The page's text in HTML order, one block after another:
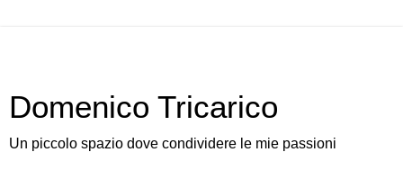
Domenico Tricarico
Un piccolo spazio dove condividere le mie passioni